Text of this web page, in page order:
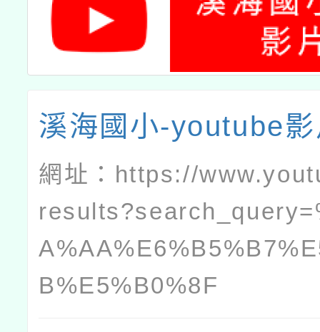
溪海國小-youtube
網址： https://
B%E5%B0%8F